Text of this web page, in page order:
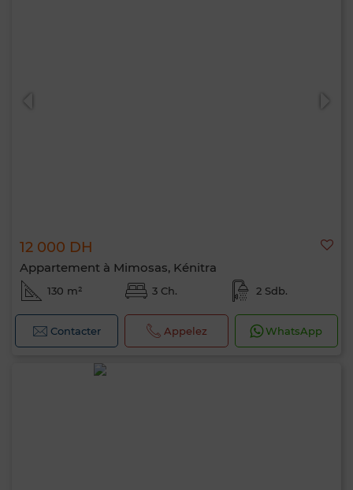
12 000 DH
Appartement à Mimosas, Kénitra
130 m² 3 Ch. 2 Sdb.
Contacter Appelez WhatsApp